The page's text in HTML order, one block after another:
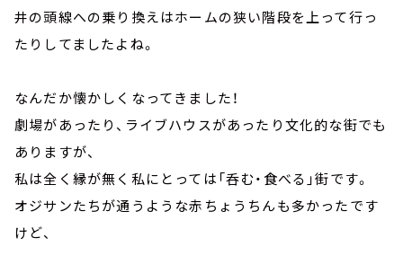
井の頭線への乗り換えはホームの狭い階段を上って行っ
たりしてましたよね。
なんだか懐かしくなってきました！
劇場があったり、ライブハウスがあったり文化的な街でも
ありますが、
私は全く縁が無く私にとっては「呑む・食べる」街です。
オジサンたちが通うような赤ちょうちんも多かったです
けど、